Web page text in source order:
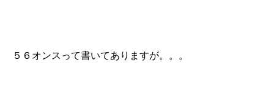
５６オンスって書いてありますが。。。